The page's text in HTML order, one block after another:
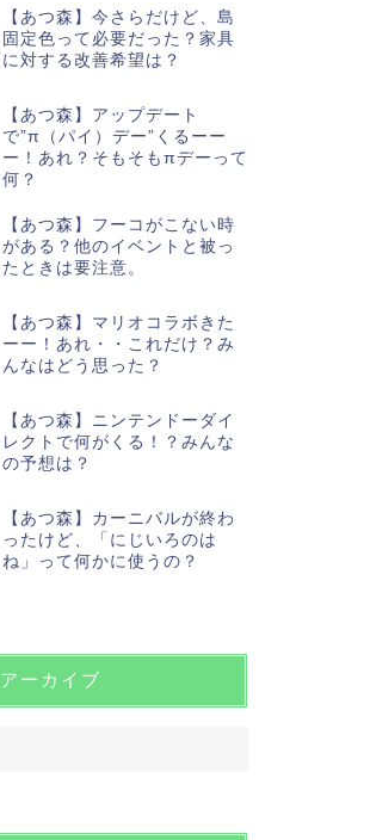
【あつ森】今さらだけど、島
固定色って必要だった？家具
に対する改善希望は？
【あつ森】アップデート
で”π（パイ）デー”くるーー
ー！あれ？そもそもπデーって
何？
【あつ森】フーコがこない時
がある？他のイベントと被っ
たときは要注意。
【あつ森】マリオコラボきた
ーー！あれ・・これだけ？み
んなはどう思った？
【あつ森】ニンテンドーダイ
レクトで何がくる！？みんな
の予想は？
【あつ森】カーニバルが終わ
ったけど、「にじいろのは
ね」って何かに使うの？
アーカイブ